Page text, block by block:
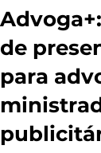
de
para